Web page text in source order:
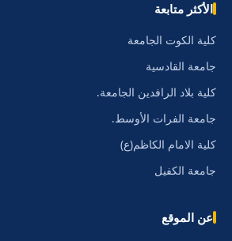
الأكثر متابعة
كلية الكوت الجامعة
جامعة القادسية
كلية بلاد الرافدين الجامعة.
جامعة الفرات الأوسط.
كلية الامام الكاظم(ع)
جامعة الكفيل
عن الموقع